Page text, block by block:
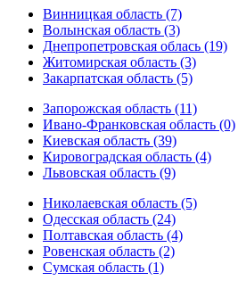
Винницкая область (7)
Волынская область (3)
Днепропетровская облась (19)
Житомирская область (3)
Закарпатская область (5)
Запорожская область (11)
Ивано-Франковская область (0)
Киевская область (39)
Кировоградская область (4)
Львовская область (9)
Николаевская область (5)
Одесская область (24)
Полтавская область (4)
Ровенская область (2)
Сумская область (1)